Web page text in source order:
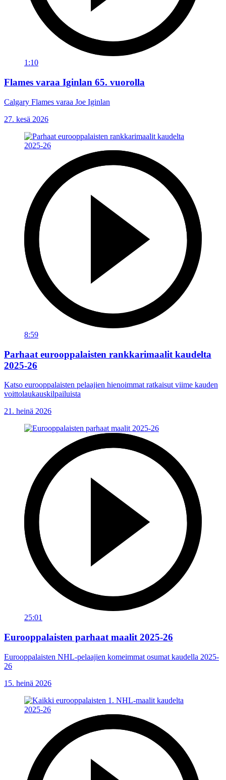
1:10
Flames varaa Iginlan 65. vuorolla
Calgary Flames varaa Joe Iginlan
27. kesä 2026
8:59
Parhaat eurooppalaisten rankkarimaalit kaudelta
2025-26
Katso eurooppalaisten pelaajien hienoimmat ratkaisut viime kauden
voittolaukauskilpailuista
21. heinä 2026
25:01
Eurooppalaisten parhaat maalit 2025-26
Eurooppalaisten NHL-pelaajien komeimmat osumat kaudella 2025-
26
15. heinä 2026